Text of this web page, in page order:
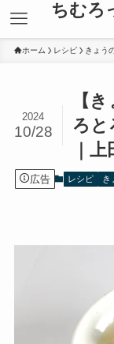
ちむろ
ホーム レシピ きょう
【
ろと
｜
2024
10/28
広告 レシピ き